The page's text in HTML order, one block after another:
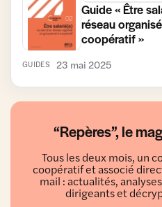
“Repères”, le
Tous les deux mois, un
coopératif et associé
mail : actualités,
dirigeants et
Guide « Être
réseau
coopératif »
GUIDES 23 mai 2025